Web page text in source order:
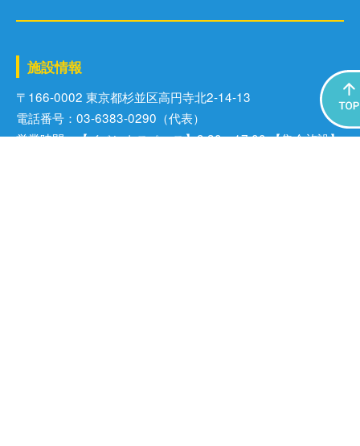
施設情報
〒166-0002 東京都杉並区⾼円寺北2-14-13
電話番号：03-6383-0290（代表）
営業時間：【イベントスペース】9:30～17:00 【集会施設】